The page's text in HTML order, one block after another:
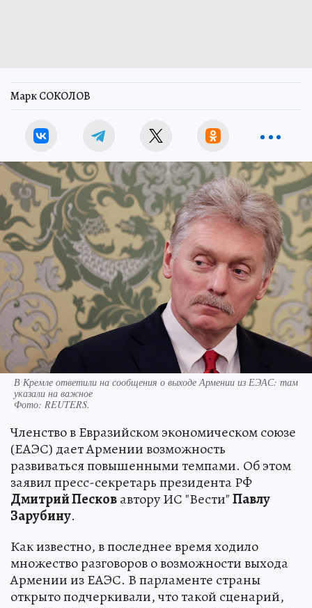
Марк СОКОЛОВ
В Кремле ответили на сообщения о выходе Армении из ЕЭАС: там
указали на важное
Фото: REUTERS.
Членство в Евразийском экономическом союзе
(ЕАЭС) дает Армении возможность
развиваться повышенными темпами. Об этом
заявил пресс-секретарь президента РФ
Дмитрий Песковавтору ИС "Вести"Павлу
Зарубину.
Как известно, в последнее время ходило
множество разговоров о возможности выхода
Армении из ЕАЭС. В парламенте страны
открыто подчеркивали, что такой сценарий,